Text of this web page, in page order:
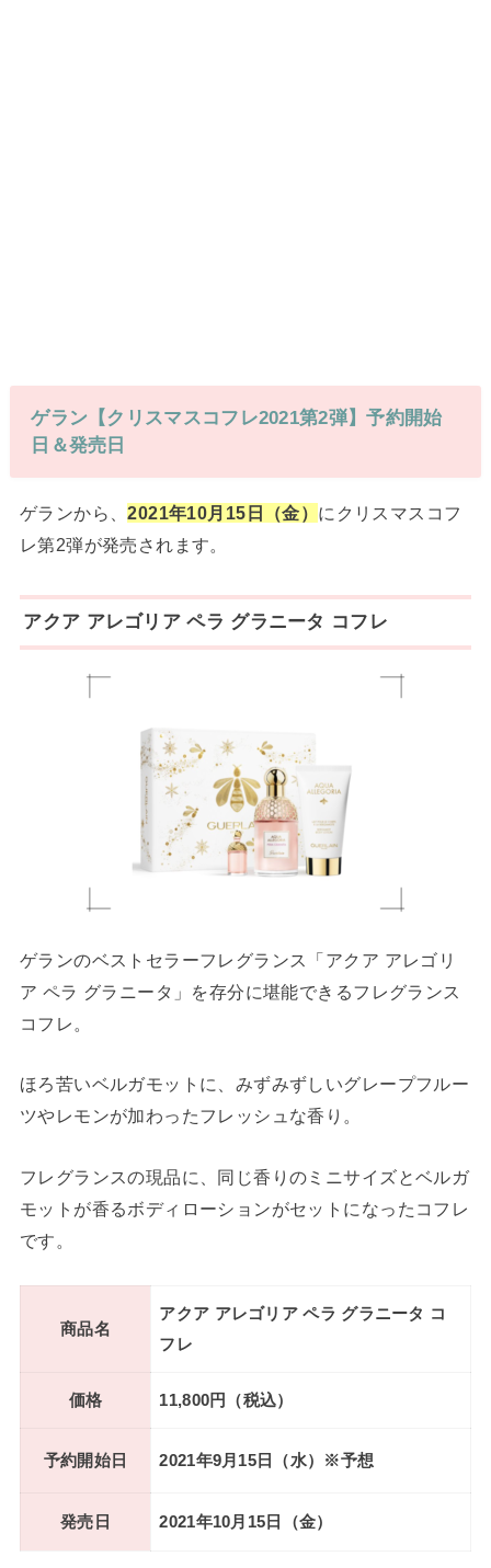
ゲラン【クリスマスコフレ2021第2弾】予約開始
日＆発売日
ゲランから、2021年10月15日（金） にクリスマスコフ
レ第2弾が発売されます。
アクア アレゴリア ペラ グラニータ コフレ
ゲランのベストセラーフレグランス「アクア アレゴリ
ア ペラ グラニータ」を存分に堪能できるフレグランス
コフレ。
ほろ苦いベルガモットに、みずみずしいグレープフルー
ツやレモンが加わったフレッシュな香り。
フレグランスの現品に、同じ香りのミニサイズとベルガ
モットが香るボディローションがセットになったコフレ
です。
商品名
アクア アレゴリア ペラ グラニータ コ
フレ
価格 11,800円（税込）
予約開始日 2021年9月15日（水）※予想
発売日 2021年10月15日（金）